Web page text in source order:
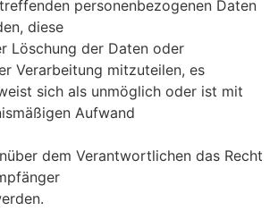
personenbezogenen Daten
diese
Löschung der Daten oder
Verarbeitung mitzuteilen, es
sich als unmöglich oder ist mit
Aufwand
dem Verantwortlichen das Recht